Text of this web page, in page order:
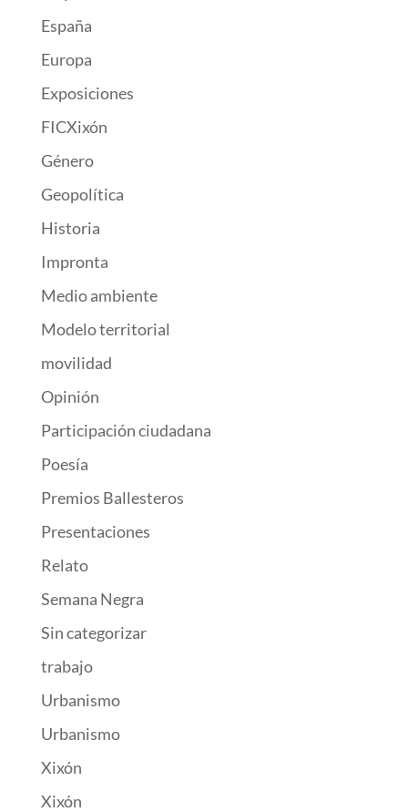
España
Europa
Exposiciones
FICXixón
Género
Geopolítica
Historia
Impronta
Medio ambiente
Modelo territorial
movilidad
Opinión
Participación ciudadana
Poesía
Premios Ballesteros
Presentaciones
Relato
Semana Negra
Sin categorizar
trabajo
Urbanismo
Urbanismo
Xixón
Xixón